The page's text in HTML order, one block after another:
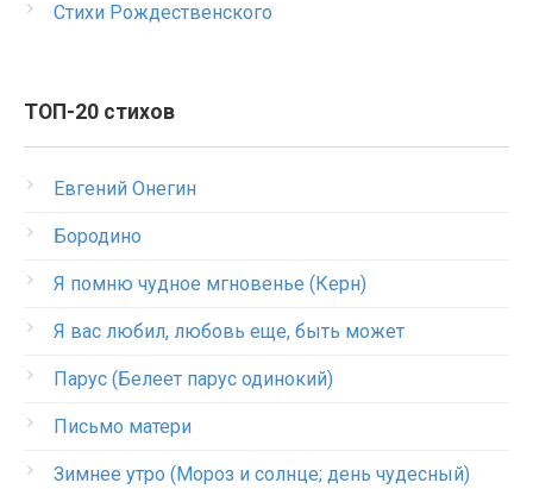
Стихи Рождественского
ТОП-20 стихов
Евгений Онегин
Бородино
Я помню чудное мгновенье (Керн)
Я вас любил, любовь еще, быть может
Парус (Белеет парус одинокий)
Письмо матери
Зимнее утро (Мороз и солнце; день чудесный)